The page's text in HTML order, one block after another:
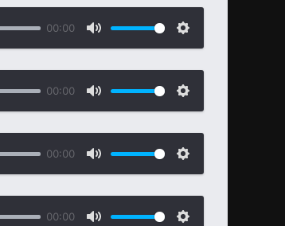
00:00
00:00
00:00
00:00